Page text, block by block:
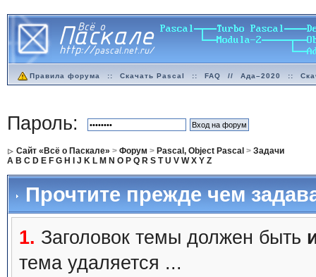
Правила форума :: Скачать Pascal :: FAQ // Ада–2020 ::
Пароль:
Сайт «Всё о Паскале» > Форум > Pascal, Object Pascal > Задачи
A B C D E F G H J K L M N O P Q R S T U V W X Y Z
Прочтите прежде чем
1. Заголовок темы должен быть
тема удаляется ...